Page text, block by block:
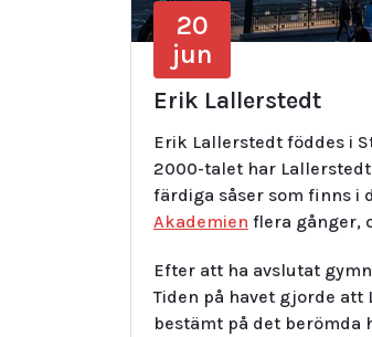
20
jun
Erik Lallerstedt
Erik Lallerstedt föddes i
2000-talet har
färdiga såser som finns i
Akademien flera gånger,
Efter att ha avslutat
Tiden på havet gjorde att
bestämt på det berömda